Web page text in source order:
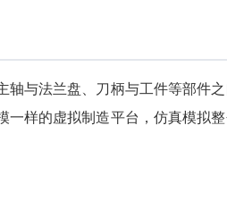
与法兰盘、刀柄与工件等部件
样的虚拟制造平台，仿真模拟